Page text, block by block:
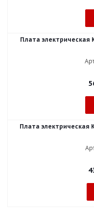
Плата электрическая
Плата электрическая